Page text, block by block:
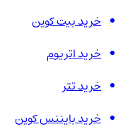
خرید بیت کوین
خرید اتریوم
خرید تتر
خرید بایننس کوین